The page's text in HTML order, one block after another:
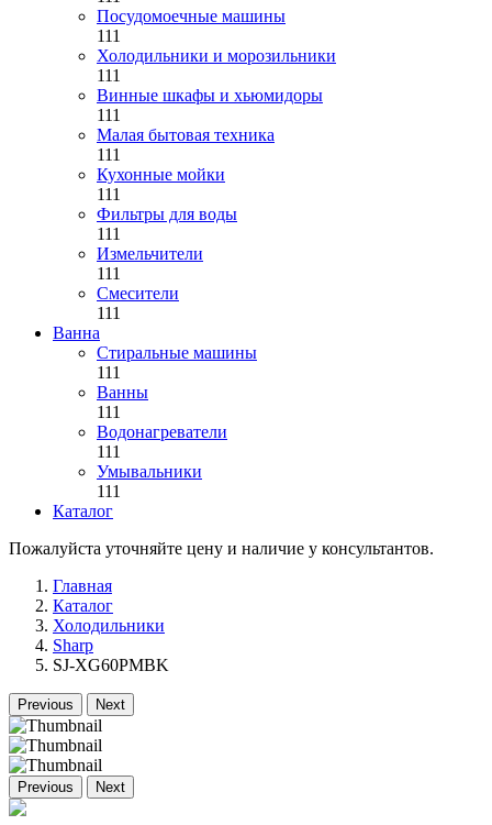
Посудомоечные машины
111
Холодильники и морозильники
111
Винные шкафы и хьюмидоры
111
Малая бытовая техника
111
Кухонные мойки
111
Фильтры для воды
111
Измельчители
111
Смесители
111
Ванна
Стиральные машины
111
Ванны
111
Водонагреватели
111
Умывальники
111
Каталог
Пожалуйста уточняйте цену и наличие у консультантов.
Главная
Каталог
Холодильники
Sharp
SJ-XG60PMBK
Previous Next
Previous Next